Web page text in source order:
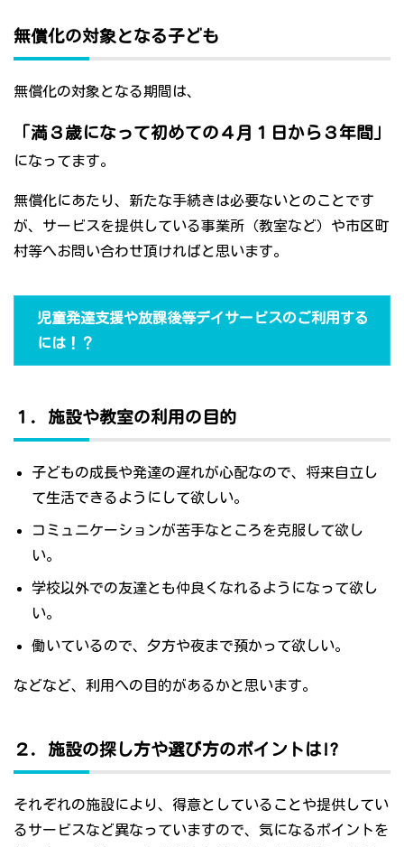
無償化の対象となる子ども
無償化の対象となる期間は、
「満３歳になって初めての４月１日から３年間」
になってます。
無償化にあたり、新たな手続きは必要ないとのことです
が、サービスを提供している事業所（教室など）や市区町
村等へお問い合わせ頂ければと思います。
児童発達支援や放課後等デイサービスのご利用する
には！？
１．施設や教室の利用の目的
子どもの成長や発達の遅れが心配なので、将来自立し
て生活できるようにして欲しい。
コミュニケーションが苦手なところを克服して欲し
い。
学校以外での友達とも仲良くなれるようになって欲し
い。
働いているので、夕方や夜まで預かって欲しい。
などなど、利用への目的があるかと思います。
２．施設の探し方や選び方のポイントは!?
それぞれの施設により、得意としていることや提供してい
るサービスなど異なっていますので、気になるポイントを